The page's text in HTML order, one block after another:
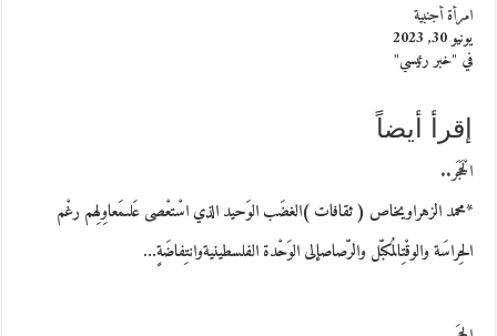
امرأة أجنبية
يونيو 30, 2023
في "خبر رئيسي"
إقرأ أيضاً
الْحَجَر..
*محمد الزهراويخاص ( ثقافات )الغضَب الوَحيد الذي اسْتعْصى عَلىمَعاوِلِهم رغْم
الحِراسَة والوقْتِالمُكبّل والرّصاصإلى الوَحْدة الفلسطينيةوانتِفاضَةٍ…